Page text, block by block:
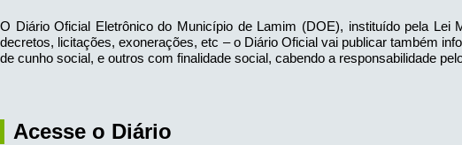
O Diário Oficial Eletrônico do Município de Lamim (DOE), instituído pela Lei
decretos, licitações, exonerações, etc – o Diário Oficial vai publicar também
de cunho social, e outros com finalidade social, cabendo a responsabilidade
Acesse o Diário